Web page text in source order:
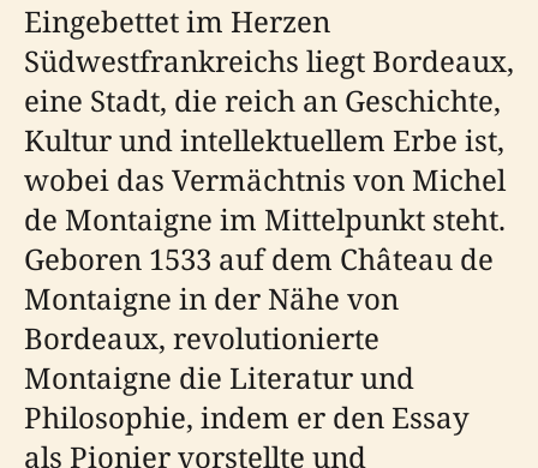
Eingebettet im Herzen
Südwestfrankreichs liegt Bordeaux,
eine Stadt, die reich an Geschichte,
Kultur und intellektuellem Erbe ist,
wobei das Vermächtnis von Michel
de Montaigne im Mittelpunkt steht.
Geboren 1533 auf dem Château de
Montaigne in der Nähe von
Bordeaux, revolutionierte
Montaigne die Literatur und
Philosophie, indem er den Essay
als Pionier vorstellte und